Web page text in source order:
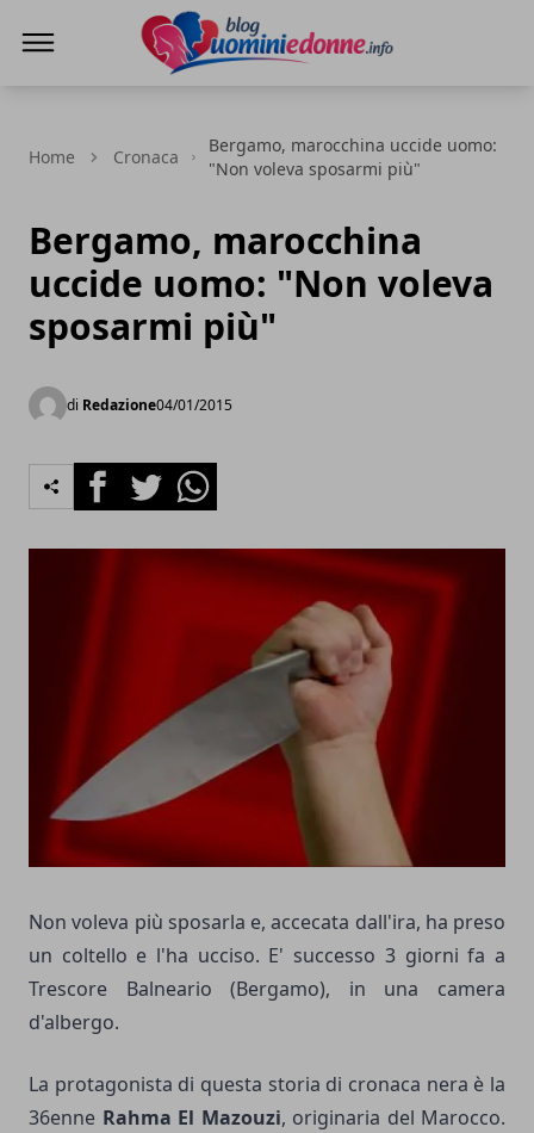
Home Cronaca
Bergamo, marocchina uccide uomo:
"Non voleva sposarmi più"
Bergamo, marocchina
uccide uomo: "Non voleva
sposarmi più"
di Redazione04/01/2015
FacebookTwitterWhatsapp
Non voleva più sposarla e, accecata dall'ira, ha preso
un coltello e l'ha ucciso. E' successo 3 giorni fa a
Trescore Balneario (Bergamo), in una camera
d'albergo.
La protagonista di questa storia di cronaca nera è la
36enne Rahma El Mazouzi, originaria del Marocco.